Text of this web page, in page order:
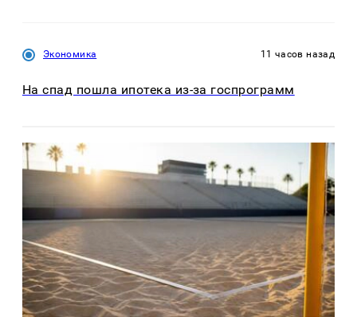
Экономика 11 часов назад
На спад пошла ипотека из-за госпрограмм